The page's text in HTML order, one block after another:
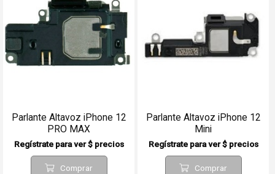
Parlante Altavoz iPhone 12
PRO MAX
Regístrate para ver $ precios
Comprar
Parlante Altavoz iPhone 12
Mini
Regístrate para ver $ precios
Comprar